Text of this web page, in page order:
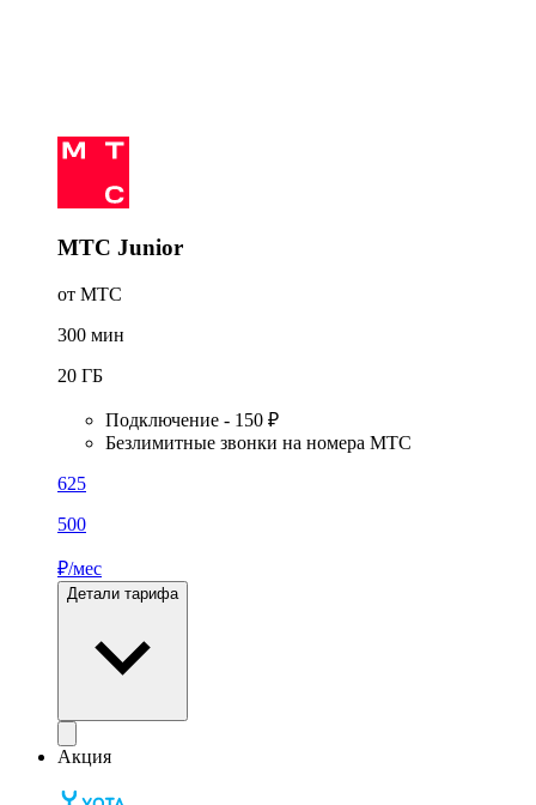
МТС Junior
от МТС
300 мин
20 ГБ
Подключение - 150 ₽
Безлимитные звонки на номера МТС
625
500
₽/мес
Детали тарифа
Акция